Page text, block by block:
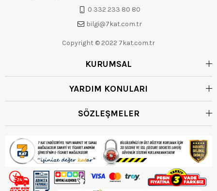
0 332 233 80 80
bilgi@7kat.com.tr
Copyright © 2022 7kat.com.tr
KURUMSAL
YARDIM KONULARI
SÖZLEŞMELER